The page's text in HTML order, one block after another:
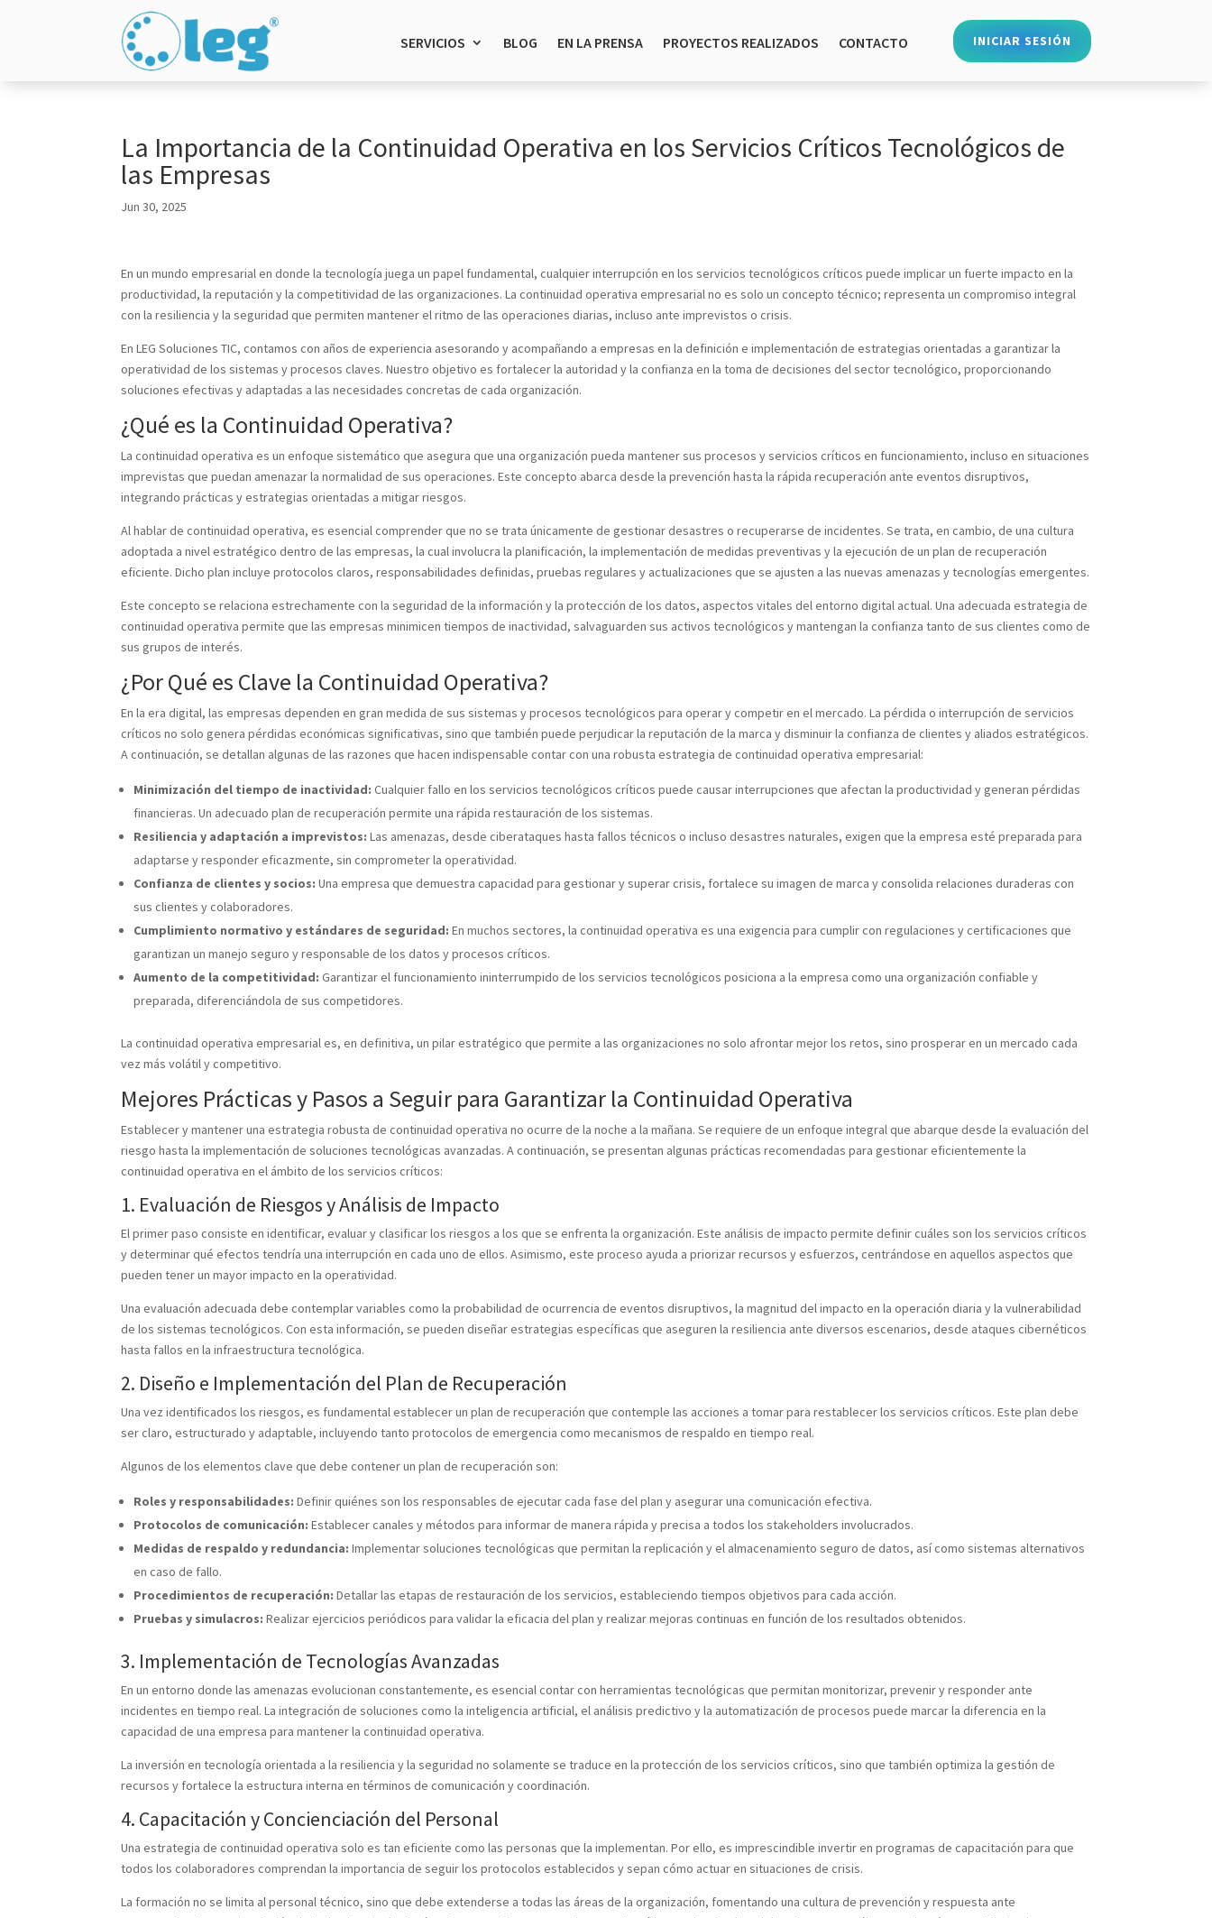
SERVICIOS BLOG EN LA PRENSA PROYECTOS REALIZADOS CONTACTO INICIAR SESIÓN
La Importancia de la Continuidad Operativa en los Servicios Críticos Tecnológicos de
las Empresas
Jun 30, 2025
En un mundo empresarial en donde la tecnología juega un papel fundamental, cualquier interrupción en los servicios tecnológicos críticos puede implicar un fuerte impacto en la
productividad, la reputación y la competitividad de las organizaciones. La continuidad operativa empresarial no es solo un concepto técnico; representa un compromiso integral
con la resiliencia y la seguridad que permiten mantener el ritmo de las operaciones diarias, incluso ante imprevistos o crisis.
En LEG Soluciones TIC, contamos con años de experiencia asesorando y acompañando a empresas en la definición e implementación de estrategias orientadas a garantizar la
operatividad de los sistemas y procesos claves. Nuestro objetivo es fortalecer la autoridad y la confianza en la toma de decisiones del sector tecnológico, proporcionando
soluciones efectivas y adaptadas a las necesidades concretas de cada organización.
¿Qué es la Continuidad Operativa?
La continuidad operativa es un enfoque sistemático que asegura que una organización pueda mantener sus procesos y servicios críticos en funcionamiento, incluso en situaciones
imprevistas que puedan amenazar la normalidad de sus operaciones. Este concepto abarca desde la prevención hasta la rápida recuperación ante eventos disruptivos,
integrando prácticas y estrategias orientadas a mitigar riesgos.
Al hablar de continuidad operativa, es esencial comprender que no se trata únicamente de gestionar desastres o recuperarse de incidentes. Se trata, en cambio, de una cultura
adoptada a nivel estratégico dentro de las empresas, la cual involucra la planificación, la implementación de medidas preventivas y la ejecución de un plan de recuperación
eficiente. Dicho plan incluye protocolos claros, responsabilidades definidas, pruebas regulares y actualizaciones que se ajusten a las nuevas amenazas y tecnologías emergentes.
Este concepto se relaciona estrechamente con la seguridad de la información y la protección de los datos, aspectos vitales del entorno digital actual. Una adecuada estrategia de
continuidad operativa permite que las empresas minimicen tiempos de inactividad, salvaguarden sus activos tecnológicos y mantengan la confianza tanto de sus clientes como de
sus grupos de interés.
¿Por Qué es Clave la Continuidad Operativa?
En la era digital, las empresas dependen en gran medida de sus sistemas y procesos tecnológicos para operar y competir en el mercado. La pérdida o interrupción de servicios
críticos no solo genera pérdidas económicas significativas, sino que también puede perjudicar la reputación de la marca y disminuir la confianza de clientes y aliados estratégicos.
A continuación, se detallan algunas de las razones que hacen indispensable contar con una robusta estrategia de continuidad operativa empresarial:
Minimización del tiempo de inactividad: Cualquier fallo en los servicios tecnológicos críticos puede causar interrupciones que afectan la productividad y generan pérdidas
financieras. Un adecuado plan de recuperación permite una rápida restauración de los sistemas.
Resiliencia y adaptación a imprevistos: Las amenazas, desde ciberataques hasta fallos técnicos o incluso desastres naturales, exigen que la empresa esté preparada para
adaptarse y responder eficazmente, sin comprometer la operatividad.
Confianza de clientes y socios: Una empresa que demuestra capacidad para gestionar y superar crisis, fortalece su imagen de marca y consolida relaciones duraderas con
sus clientes y colaboradores.
Cumplimiento normativo y estándares de seguridad: En muchos sectores, la continuidad operativa es una exigencia para cumplir con regulaciones y certificaciones que
garantizan un manejo seguro y responsable de los datos y procesos críticos.
Aumento de la competitividad: Garantizar el funcionamiento ininterrumpido de los servicios tecnológicos posiciona a la empresa como una organización confiable y
preparada, diferenciándola de sus competidores.
La continuidad operativa empresarial es, en definitiva, un pilar estratégico que permite a las organizaciones no solo afrontar mejor los retos, sino prosperar en un mercado cada
vez más volátil y competitivo.
Mejores Prácticas y Pasos a Seguir para Garantizar la Continuidad Operativa
Establecer y mantener una estrategia robusta de continuidad operativa no ocurre de la noche a la mañana. Se requiere de un enfoque integral que abarque desde la evaluación del
riesgo hasta la implementación de soluciones tecnológicas avanzadas. A continuación, se presentan algunas prácticas recomendadas para gestionar eficientemente la
continuidad operativa en el ámbito de los servicios críticos:
1. Evaluación de Riesgos y Análisis de Impacto
El primer paso consiste en identificar, evaluar y clasificar los riesgos a los que se enfrenta la organización. Este análisis de impacto permite definir cuáles son los servicios críticos
y determinar qué efectos tendría una interrupción en cada uno de ellos. Asimismo, este proceso ayuda a priorizar recursos y esfuerzos, centrándose en aquellos aspectos que
pueden tener un mayor impacto en la operatividad.
Una evaluación adecuada debe contemplar variables como la probabilidad de ocurrencia de eventos disruptivos, la magnitud del impacto en la operación diaria y la vulnerabilidad
de los sistemas tecnológicos. Con esta información, se pueden diseñar estrategias específicas que aseguren la resiliencia ante diversos escenarios, desde ataques cibernéticos
hasta fallos en la infraestructura tecnológica.
2. Diseño e Implementación del Plan de Recuperación
Una vez identificados los riesgos, es fundamental establecer un plan de recuperación que contemple las acciones a tomar para restablecer los servicios críticos. Este plan debe
ser claro, estructurado y adaptable, incluyendo tanto protocolos de emergencia como mecanismos de respaldo en tiempo real.
Algunos de los elementos clave que debe contener un plan de recuperación son:
Roles y responsabilidades: Definir quiénes son los responsables de ejecutar cada fase del plan y asegurar una comunicación efectiva.
Protocolos de comunicación: Establecer canales y métodos para informar de manera rápida y precisa a todos los stakeholders involucrados.
Medidas de respaldo y redundancia: Implementar soluciones tecnológicas que permitan la replicación y el almacenamiento seguro de datos, así como sistemas alternativos
en caso de fallo.
Procedimientos de recuperación: Detallar las etapas de restauración de los servicios, estableciendo tiempos objetivos para cada acción.
Pruebas y simulacros: Realizar ejercicios periódicos para validar la eficacia del plan y realizar mejoras continuas en función de los resultados obtenidos.
3. Implementación de Tecnologías Avanzadas
En un entorno donde las amenazas evolucionan constantemente, es esencial contar con herramientas tecnológicas que permitan monitorizar, prevenir y responder ante
incidentes en tiempo real. La integración de soluciones como la inteligencia artificial, el análisis predictivo y la automatización de procesos puede marcar la diferencia en la
capacidad de una empresa para mantener la continuidad operativa.
La inversión en tecnología orientada a la resiliencia y la seguridad no solamente se traduce en la protección de los servicios críticos, sino que también optimiza la gestión de
recursos y fortalece la estructura interna en términos de comunicación y coordinación.
4. Capacitación y Concienciación del Personal
Una estrategia de continuidad operativa solo es tan eficiente como las personas que la implementan. Por ello, es imprescindible invertir en programas de capacitación para que
todos los colaboradores comprendan la importancia de seguir los protocolos establecidos y sepan cómo actuar en situaciones de crisis.
La formación no se limita al personal técnico, sino que debe extenderse a todas las áreas de la organización, fomentando una cultura de prevención y respuesta ante